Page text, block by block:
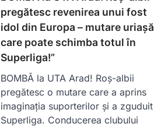
pregătesc revenirea unui fost
idol din Europa – mutare uriașă
care poate schimba totul în
Superliga!”
BOMBĂ la UTA Arad! Roș-albii
pregătesc o mutare care a aprins
imaginația suporterilor și a zguduit
Superliga. Conducerea clubului